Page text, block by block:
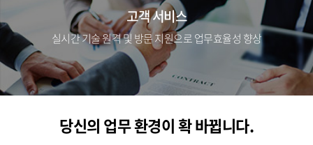
고객 서비스
실시간 기술 원격 및 방문 지원으로 업무효율성 향상
당신의 업무 환경이 확 바뀝니다.